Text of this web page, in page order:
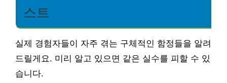
스트
실제 경험자들이 자주 겪는 구체적인 함정들을 알려
드릴게요. 미리 알고 있으면 같은 실수를 피할 수 있
습니다.